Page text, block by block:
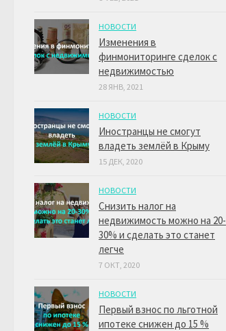
НОВОСТИ
Изменения в
финмониторинге сделок с
недвижимостью
28 ЯНВ, 2021
НОВОСТИ
Иностранцы не смогут
владеть землёй в Крыму
15 ДЕК, 2020
НОВОСТИ
Снизить налог на
недвижимость можно на 20-
30% и сделать это станет
легче
7 ОКТ, 2020
НОВОСТИ
Первый взнос по льготной
ипотеке снижен до 15 %